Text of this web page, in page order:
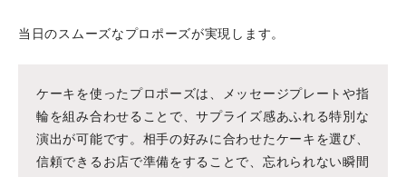
当日のスムーズなプロポーズが実現します。
ケーキを使ったプロポーズは、メッセージプレートや指
輪を組み合わせることで、サプライズ感あふれる特別な
演出が可能です。相手の好みに合わせたケーキを選び、
信頼できるお店で準備をすることで、忘れられない瞬間